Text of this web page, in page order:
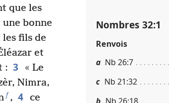
que les
bonne
les fils de
et
: 3
« Le
Nimra,
f , 4 ce
Nombres 32​:​1
Renvois
a Nb 26​:​7
c Nb 21​:​32